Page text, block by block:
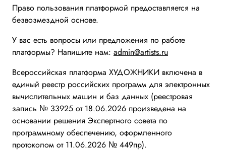
Право пользования платформой предоставляется на
безвозмездной основе.
У вас есть вопросы или предложения по работе
платформы? Напишите нам: admin@artists.ru
Всероссийская платформа ХУДОЖНИКИ включена в
единый реестр российских программ для электронных
вычислительных машин и баз данных (реестровая
запись № 33925 от 18.06.2026 произведена на
основании решения Экспертного совета по
программному обеспечению, оформленного
протоколом от 11.06.2026 № 449пр).